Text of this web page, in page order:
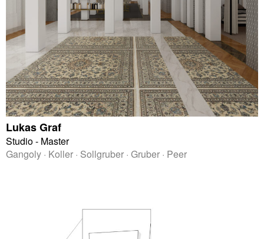
Lukas Graf
Studio - Master
Gangoly · Koller · Sollgruber · Gruber · Peer